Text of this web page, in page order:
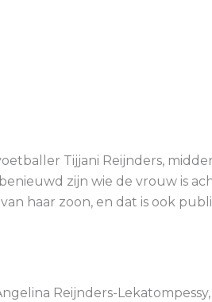
Tijjani Reijnders,
zijn wie de vrouw is
haar zoon, en dat is ook
Reijnders-